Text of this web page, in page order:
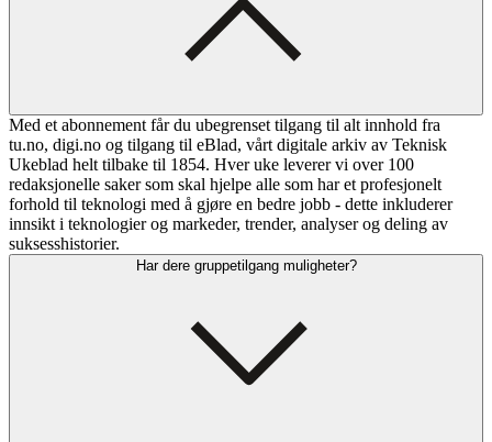
Med et abonnement får du ubegrenset tilgang til alt innhold fra
tu.no, digi.no og tilgang til eBlad, vårt digitale arkiv av Teknisk
Ukeblad helt tilbake til 1854. Hver uke leverer vi over 100
redaksjonelle saker som skal hjelpe alle som har et profesjonelt
forhold til teknologi med å gjøre en bedre jobb - dette inkluderer
innsikt i teknologier og markeder, trender, analyser og deling av
suksesshistorier.
Har dere gruppetilgang muligheter?